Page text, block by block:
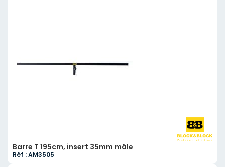
Barre T 195cm, insert 35mm mâle
Réf : AM3505